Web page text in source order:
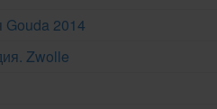
2014
Zwolle